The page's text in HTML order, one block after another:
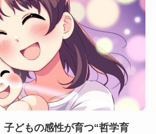
子どもの感性が育つ“哲学育